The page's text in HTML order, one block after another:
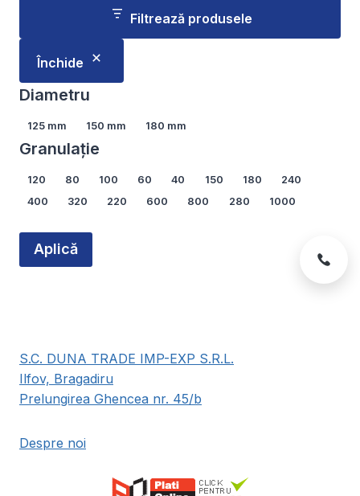
multe
variații.
Opțiunile
alese
Filtrează produsele
Închide
Diametru
Diametru
125 mm 150 mm 180 mm
Granulație
Granulație
120 80 100 60 40 150 180
240
400
320 220 600 800 280 1000
Aplică
S.C. DUNA TRADE IMP-EXP S.R.L.
Ilfov, Bragadiru
Prelungirea Ghencea nr. 45/b
Despre noi